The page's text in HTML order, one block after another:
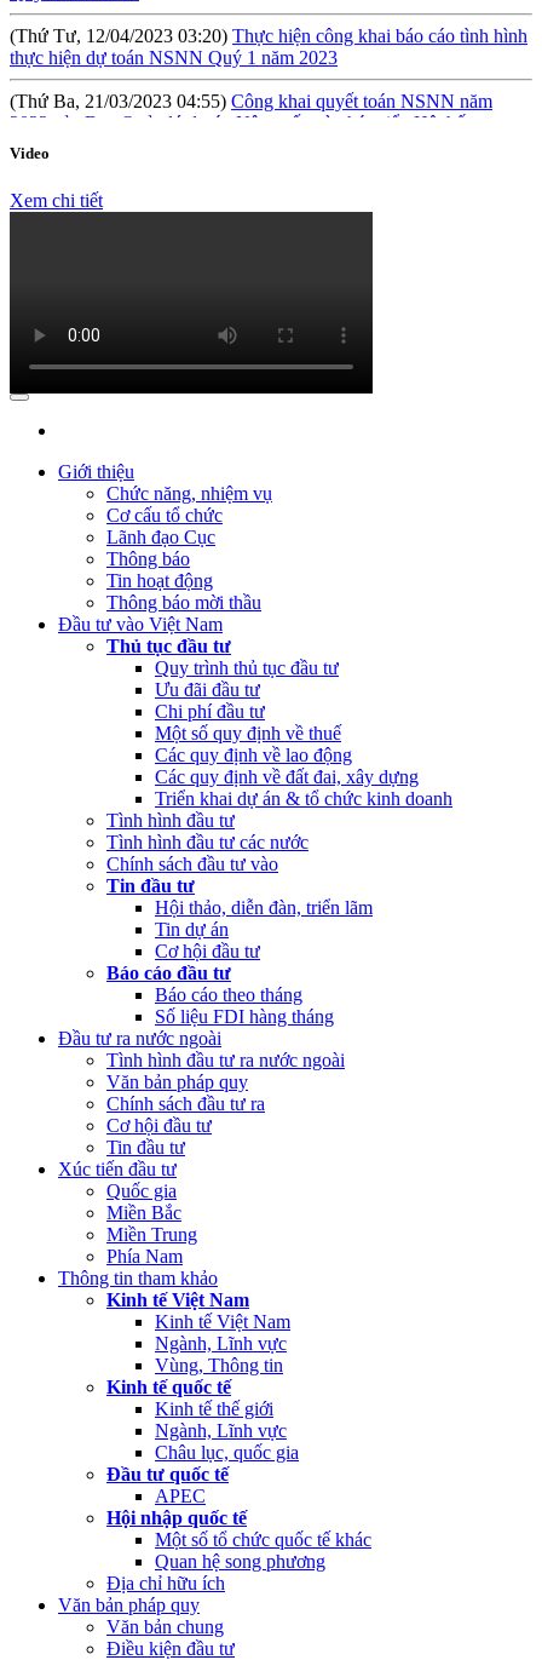
(Thứ Tư, 12/04/2023 03:20)Thực hiện công khai báo cáo tình hình
thực hiện dự toán NSNN Quý 1 năm 2023
(Thứ Ba, 21/03/2023 04:55)Công khai quyết toán NSNN năm
2022 của Ban Quản lý dự án Nâng cấp và phát triển Hệ thống
thông tin quốc gia về đầu tư
NSNN Quý 4 và cả năm 2022
Video
Xem chi tiết
Giới thiệu
Chức năng, nhiệm vụ
Cơ cấu tổ chức
Lãnh đạo Cục
Thông báo
Tin hoạt động
Thông báo mời thầu
Đầu tư vào Việt Nam
Thủ tục đầu tư
Quy trình thủ tục đầu tư
Ưu đãi đầu tư
Chi phí đầu tư
Một số quy định về thuế
Các quy định về lao động
Các quy định về đất đai, xây dựng
Triển khai dự án & tổ chức kinh doanh
Tình hình đầu tư
Tình hình đầu tư các nước
Chính sách đầu tư vào
Tin đầu tư
Hội thảo, diễn đàn, triển lãm
Tin dự án
Cơ hội đầu tư
Báo cáo đầu tư
Báo cáo theo tháng
Số liệu FDI hàng tháng
Đầu tư ra nước ngoài
Tình hình đầu tư ra nước ngoài
Văn bản pháp quy
Chính sách đầu tư ra
Cơ hội đầu tư
Tin đầu tư
Xúc tiến đầu tư
Quốc gia
Miền Bắc
Miền Trung
Phía Nam
Thông tin tham khảo
Kinh tế Việt Nam
Kinh tế Việt Nam
Ngành, Lĩnh vực
Vùng, Thông tin
Kinh tế quốc tế
Kinh tế thế giới
Ngành, Lĩnh vực
Châu lục, quốc gia
Đầu tư quốc tế
APEC
Hội nhập quốc tế
Một số tổ chức quốc tế khác
Quan hệ song phương
Địa chỉ hữu ích
Văn bản pháp quy
Văn bản chung
Điều kiện đầu tư